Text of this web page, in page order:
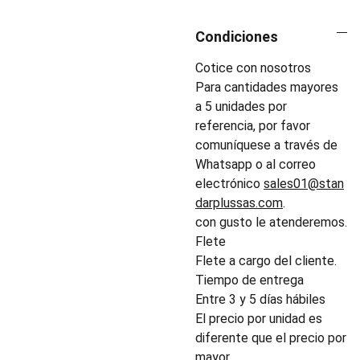
Condiciones
Cotice con nosotros
Para cantidades mayores
a 5 unidades por
referencia, por favor
comuníquese a través de
Whatsapp o al correo
electrónico sales01@stan
darplussas.com.
con gusto le atenderemos.
Flete
Flete a cargo del cliente.
Tiempo de entrega
Entre 3 y 5 días hábiles
El precio por unidad es
diferente que el precio por